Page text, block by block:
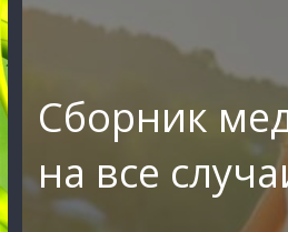
Сборник
на все